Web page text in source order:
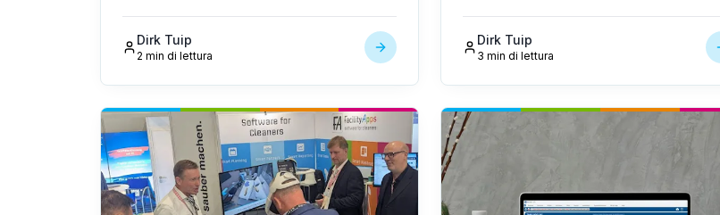
pulizie e delle strutture.
Dirk Tuip
2 min di lettura
Dirk Tuip
3 min di lettura